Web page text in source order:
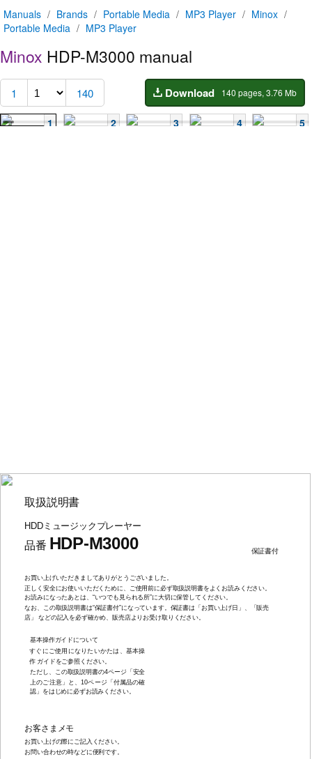
Manuals / Brands / Portable Media / MP3 Player / Minox /
Portable Media / MP3 Player
Minox HDP-M3000 manual
1 140 Download 140 pages, 3.76 Mb
1 2 3 4 5
取扱説明書
HDDミュージックプレーヤー
品番 HDP-M3000 保証書付
お買い上げいただきましてありがとうございました。
正しく安全にお使いいただくために、ご使用前に必ず取扱説明書をよくお読みください。
お読みになったあとは、 “いつでも見られる所”に大切に保管してください。
なお、この取扱説明書は“保証書付”になっています。保証書は「お買い上げ日」、「販売
店」 などの記入を必ず確かめ、販売店よりお受け取りください。
基本操作ガイドについて
すぐにご使用になりたいかたは、基本操
作 ガイドをご参照ください。
ただし、この取扱説明書の4ページ「安全
上のご注意」と、10ページ「付属品の確
認」をはじめに必ずお読みください。
お客さまメモ
お買い上げの際にご記入ください。
お問い合わせの時などに便利です。